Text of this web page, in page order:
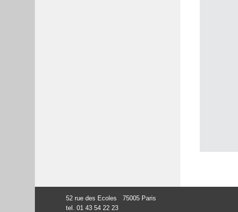
52 rue des Ecoles 75005 Paris
tel. 01 43 54 22 23